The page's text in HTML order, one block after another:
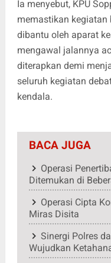
Ia menyebut, KPU
memastikan kegiatan
dibantu oleh aparat
mengawal jalannya
diterapkan demi
seluruh kegiatan
kendala.
BACA JUGA
Operasi
Ditemukan di
Operasi Cipta
Miras Disita
Sinergi Polres
Wujudkan